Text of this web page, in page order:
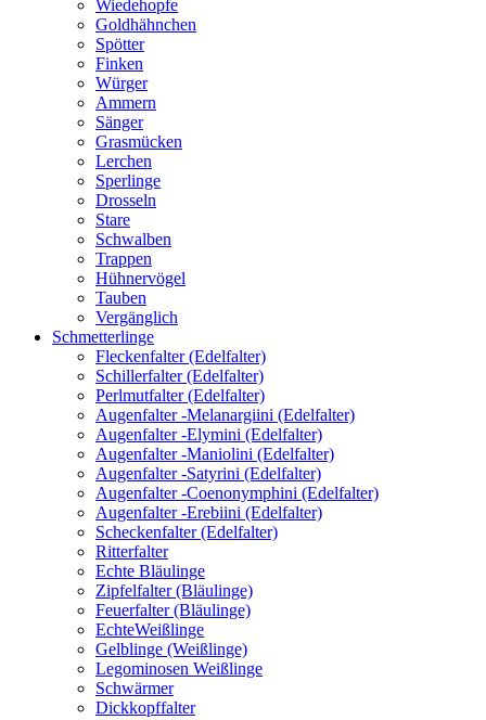
Wiedehopfe
Goldhähnchen
Spötter
Finken
Würger
Ammern
Sänger
Grasmücken
Lerchen
Sperlinge
Drosseln
Stare
Schwalben
Trappen
Hühnervögel
Tauben
Vergänglich
Schmetterlinge
Fleckenfalter (Edelfalter)
Schillerfalter (Edelfalter)
Perlmutfalter (Edelfalter)
Augenfalter -Melanargiini (Edelfalter)
Augenfalter -Elymini (Edelfalter)
Augenfalter -Maniolini (Edelfalter)
Augenfalter -Satyrini (Edelfalter)
Augenfalter -Coenonymphini (Edelfalter)
Augenfalter -Erebiini (Edelfalter)
Scheckenfalter (Edelfalter)
Ritterfalter
Echte Bläulinge
Zipfelfalter (Bläulinge)
Feuerfalter (Bläulinge)
EchteWeißlinge
Gelblinge (Weißlinge)
Legominosen Weißlinge
Schwärmer
Dickkopffalter